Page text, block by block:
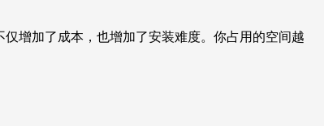
增加了成本，也增加了安装难度。你占用的空间越